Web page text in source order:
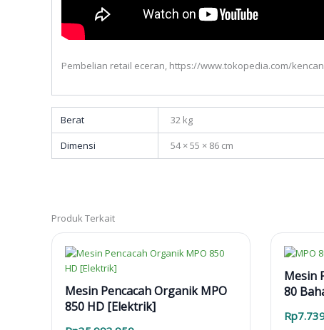
Pembelian retail eceran, https://www.tokopedia.com/
Berat
32 kg
Dimensi
54 × 55 × 86 cm
Produk Terkait
Mesin Pencacah Organik MPO
850 HD [Elektrik]
Mesin
80
Rp